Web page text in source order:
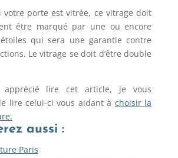
votre porte est vitrée, ce vitrage doit
être marqué par une ou encore
qui sera une garantie contre
Le vitrage se doit d’être double
apprécié lire cet article, je vous
lire celui-ci vous aidant à choisir la
aussi :
Paris